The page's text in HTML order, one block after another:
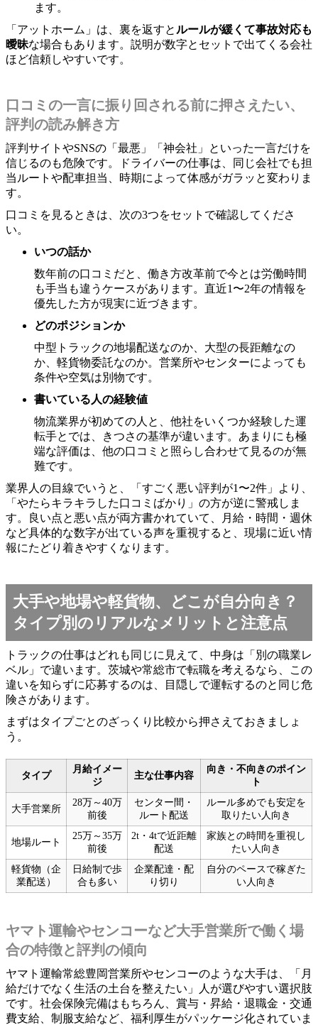
ます。
「アットホーム」は、裏を返すと ルールが緩くて事故対応も
曖昧な場合もあります。説明が数字とセットで出てくる会社
ほど信頼しやすいです。
口コミの一言に振り回される前に押さえたい、
評判の読み解き方
評判サイトやSNSの「最悪」「神会社」といった一言だけを
信じるのも危険です。ドライバーの仕事は、同じ会社でも担
当ルートや配車担当、時期によって体感がガラッと変わりま
す。
口コミを見るときは、次の3つをセットで確認してくださ
い。
いつの話か
数年前の口コミだと、働き方改革前で今とは労働時間
も手当も違うケースがあります。直近1〜2年の情報を
優先した方が現実に近づきます。
どのポジションか
中型トラックの地場配送なのか、大型の長距離なの
か、軽貨物委託なのか。営業所やセンターによっても
条件や空気は別物です。
書いている人の経験値
物流業界が初めての人と、他社をいくつか経験した運
転手とでは、きつさの基準が違います。あまりにも極
端な評価は、他の口コミと照らし合わせて見るのが無
難です。
業界人の目線でいうと、「すごく悪い評判が1〜2件」より、
「やたらキラキラした口コミばかり」の方が逆に警戒しま
す。良い点と悪い点が両方書かれていて、月給・時間・週休
など具体的な数字が出ている声を重視すると、現場に近い情
報にたどり着きやすくなります。
大手や地場や軽貨物、どこが自分向き？
タイプ別のリアルなメリットと注意点
トラックの仕事はどれも同じに見えて、中身は「別の職業レ
ベル」で違います。茨城や常総市で転職を考えるなら、この
違いを知らずに応募するのは、目隠しで運転するのと同じ危
険さがあります。
まずはタイプごとのざっくり比較から押さえておきましょ
う。
タイプ
月給イメー
ジ
主な仕事内容
向き・不向きのポイン
ト
大手営業所
28万～40万
前後
センター間・
ルート配送
ルール多めでも安定を
取りたい人向き
地場ルート
25万～35万
前後
2t・4tで近距離
配送
家族との時間を重視し
たい人向き
軽貨物（企
業配送）
日給制で歩
合も多い
企業配達・配
り切り
自分のペースで稼ぎた
い人向き
ヤマト運輸やセンコーなど大手営業所で働く場
合の特徴と評判の傾向
ヤマト運輸常総豊岡営業所やセンコーのような大手は、「月
給だけでなく生活の土台を整えたい」人が選びやすい選択肢
です。社会保険完備はもちろん、賞与・昇給・退職金・交通
費支給、制服支給など、福利厚生がパッケージ化されていま